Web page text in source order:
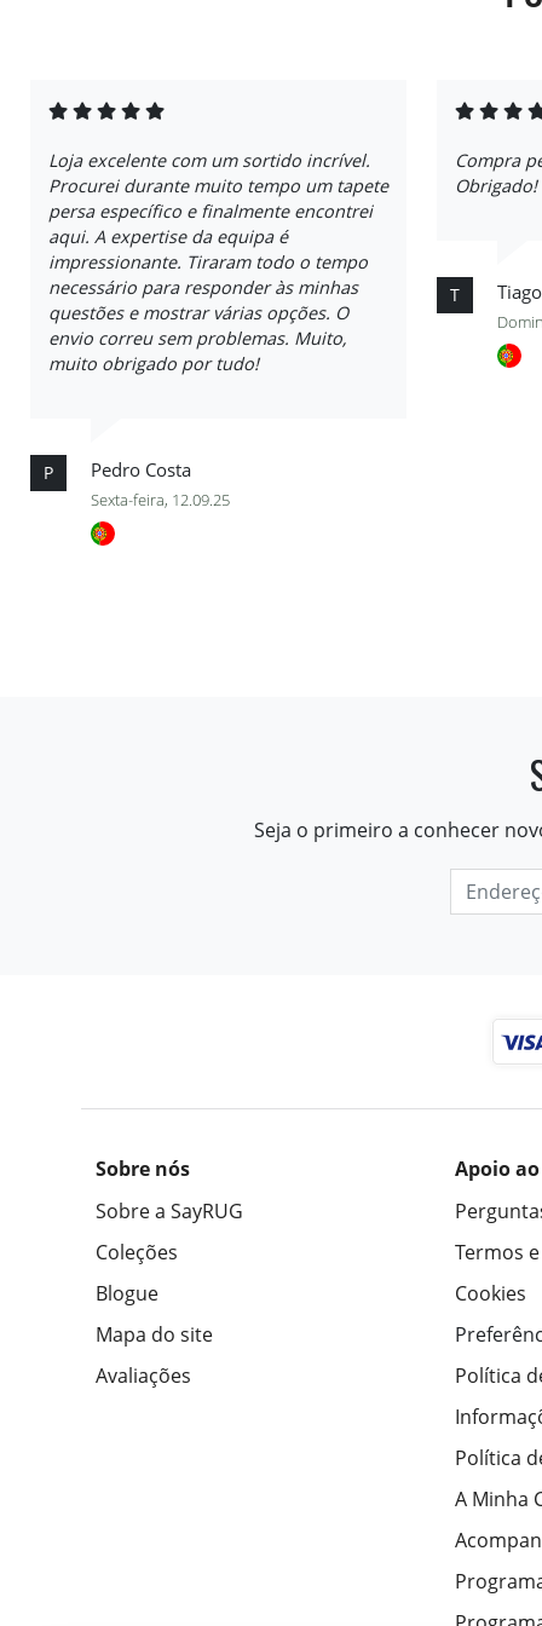
Loja excelente com um sortido incrível.
Procurei durante muito tempo um tapete
persa específico e finalmente encontrei
aqui. A expertise da equipa é
impressionante. Tiraram todo o tempo
necessário para responder às minhas
questões e mostrar várias opções. O
envio correu sem problemas. Muito,
muito obrigado por tudo!
P Pedro Costa
Sexta-feira, 12.09.25
Compra
Obrigado!
T
Seja o primeiro a conhecer
Sobre nós
Sobre a SayRUG
Coleções
Blogue
Mapa do site
Avaliações
Apoio
Termos
Cookies
Política
Política
A Minha